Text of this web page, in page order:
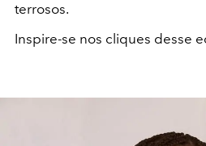
terrosos.
Inspire-se nos cliques desse